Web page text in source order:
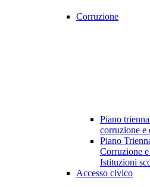
Corruzione
Piano
corruzione e
Piano
Corruzione
Istituzioni
Accesso civico